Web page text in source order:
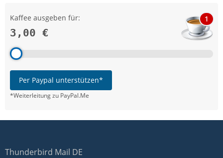
Kaffee ausgeben für:
3,00 €
1
Per Paypal unterstützen*
*Weiterleitung zu PayPal.Me
Thunderbird Mail DE